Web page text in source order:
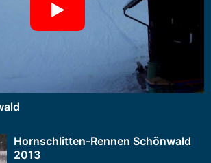
Hornschlitten-Rennen Schönwald
2013